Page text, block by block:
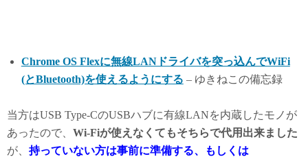
Chrome OS Flexに無線LANドライバを突っ込んでWiFi
(とBluetooth)を使えるようにする – ゆきねこの備忘録
当方はUSB Type-CのUSBハブに有線LANを内蔵したモノが
あったので、 Wi-Fiが使えなくてもそちらで代用出来ました
が、 持っていない方は事前に準備する、もしくは